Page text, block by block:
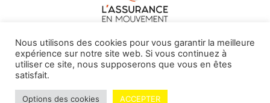
À PROPOS DE NOUS•CONTACT
© L'assurance en mouvement -By Vovoxx Média
Nous utilisons des cookies pour vous garantir la meilleure
expérience sur notre site web. Si vous continuez à
utiliser ce site, nous supposerons que vous en êtes
satisfait.
Options des cookies ACCEPTER